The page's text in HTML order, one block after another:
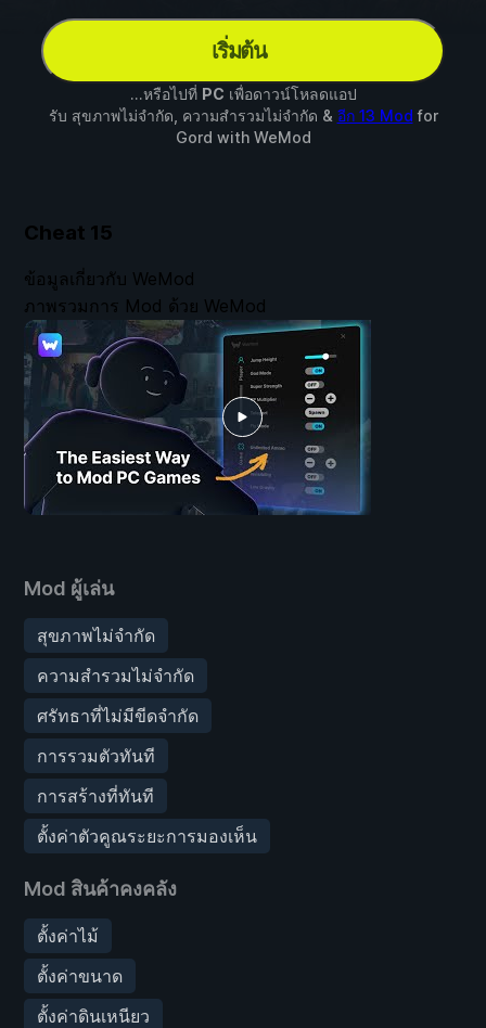
เริ่มต้น
...หรือไปที่ PC เพื่อดาวน์โหลดแอป
รับ สุขภาพไม่จำกัด, ความสำรวมไม่จำกัด & อีก 13 Mod for
Gord with WeMod
Cheat 15
Mod ผู้เล่น
สุขภาพไม่จำกัด
ความสำรวมไม่จำกัด
ศรัทธาที่ไม่มีขีดจำกัด
การรวมตัวทันที
การสร้างที่ทันที
ตั้งค่าตัวคูณระยะการมองเห็น
Mod สินค้าคงคลัง
ตั้งค่าไม้
ตั้งค่าขนาด
ตั้งค่าดินเหนียว
ข้อมูลเกี่ยวกับ WeMod
ภาพรวมการ Mod ด้วย WeMod